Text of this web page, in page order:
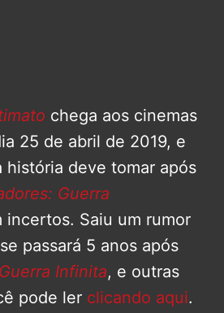
chega aos cinemas
25 de abril de 2019, e
história deve tomar após
Guerra
incertos. Saiu um rumor
passará 5 anos após
Guerra Infinita, e outras
pode ler clicando aqui.